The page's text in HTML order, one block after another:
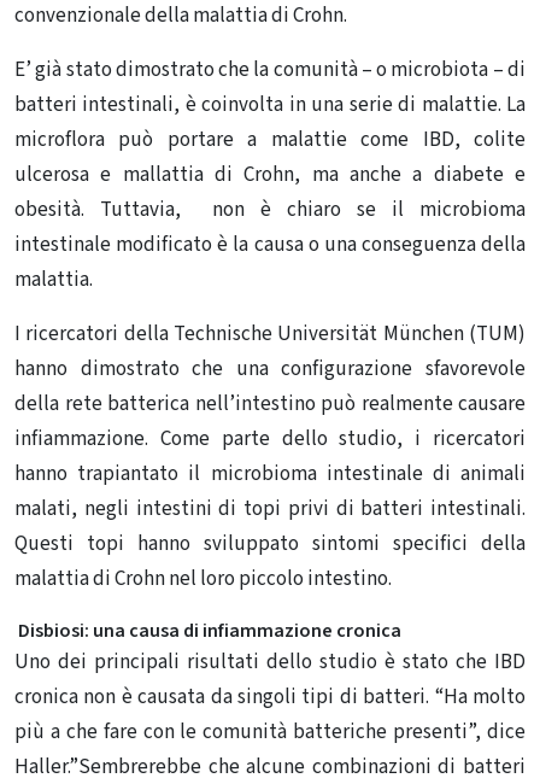
convenzionale della malattia di Crohn.
E’ già stato dimostrato che la comunità – o microbiota – di
batteri intestinali, è coinvolta in una serie di malattie. La
microflora può portare a malattie come IBD, colite
ulcerosa e mallattia di Crohn, ma anche a diabete e
obesità. Tuttavia, non è chiaro se il microbioma
intestinale modificato è la causa o una conseguenza della
malattia.
I ricercatori della Technische Universität München (TUM)
hanno dimostrato che una configurazione sfavorevole
della rete batterica nell’intestino può realmente causare
infiammazione. Come parte dello studio, i ricercatori
hanno trapiantato il microbioma intestinale di animali
malati, negli intestini di topi privi di batteri intestinali.
Questi topi hanno sviluppato sintomi specifici della
malattia di Crohn nel loro piccolo intestino.
Disbiosi: una causa di infiammazione cronica
Uno dei principali risultati dello studio è stato che IBD
cronica non è causata da singoli tipi di batteri. “Ha molto
più a che fare con le comunità batteriche presenti”, dice
Haller.”Sembrerebbe che alcune combinazioni di batteri